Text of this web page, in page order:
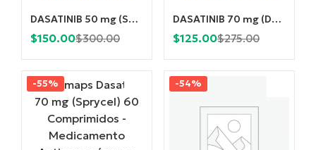
DASATINIB 50 mg (Spnib) x 60 Comprimidos
$150.00Current
$150.00.
$300.00Original
$300.00.
DASATINIB 70 mg (Dasakast) x 60 Comprimidos
$125.00Current
$275.00Original
-55% -54%